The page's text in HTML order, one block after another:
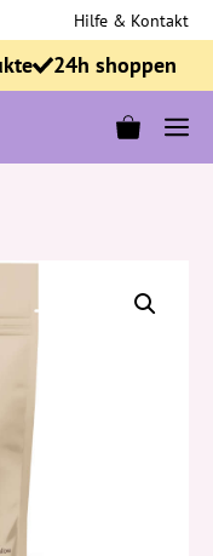
Hilfe & Kontakt
24h shoppen